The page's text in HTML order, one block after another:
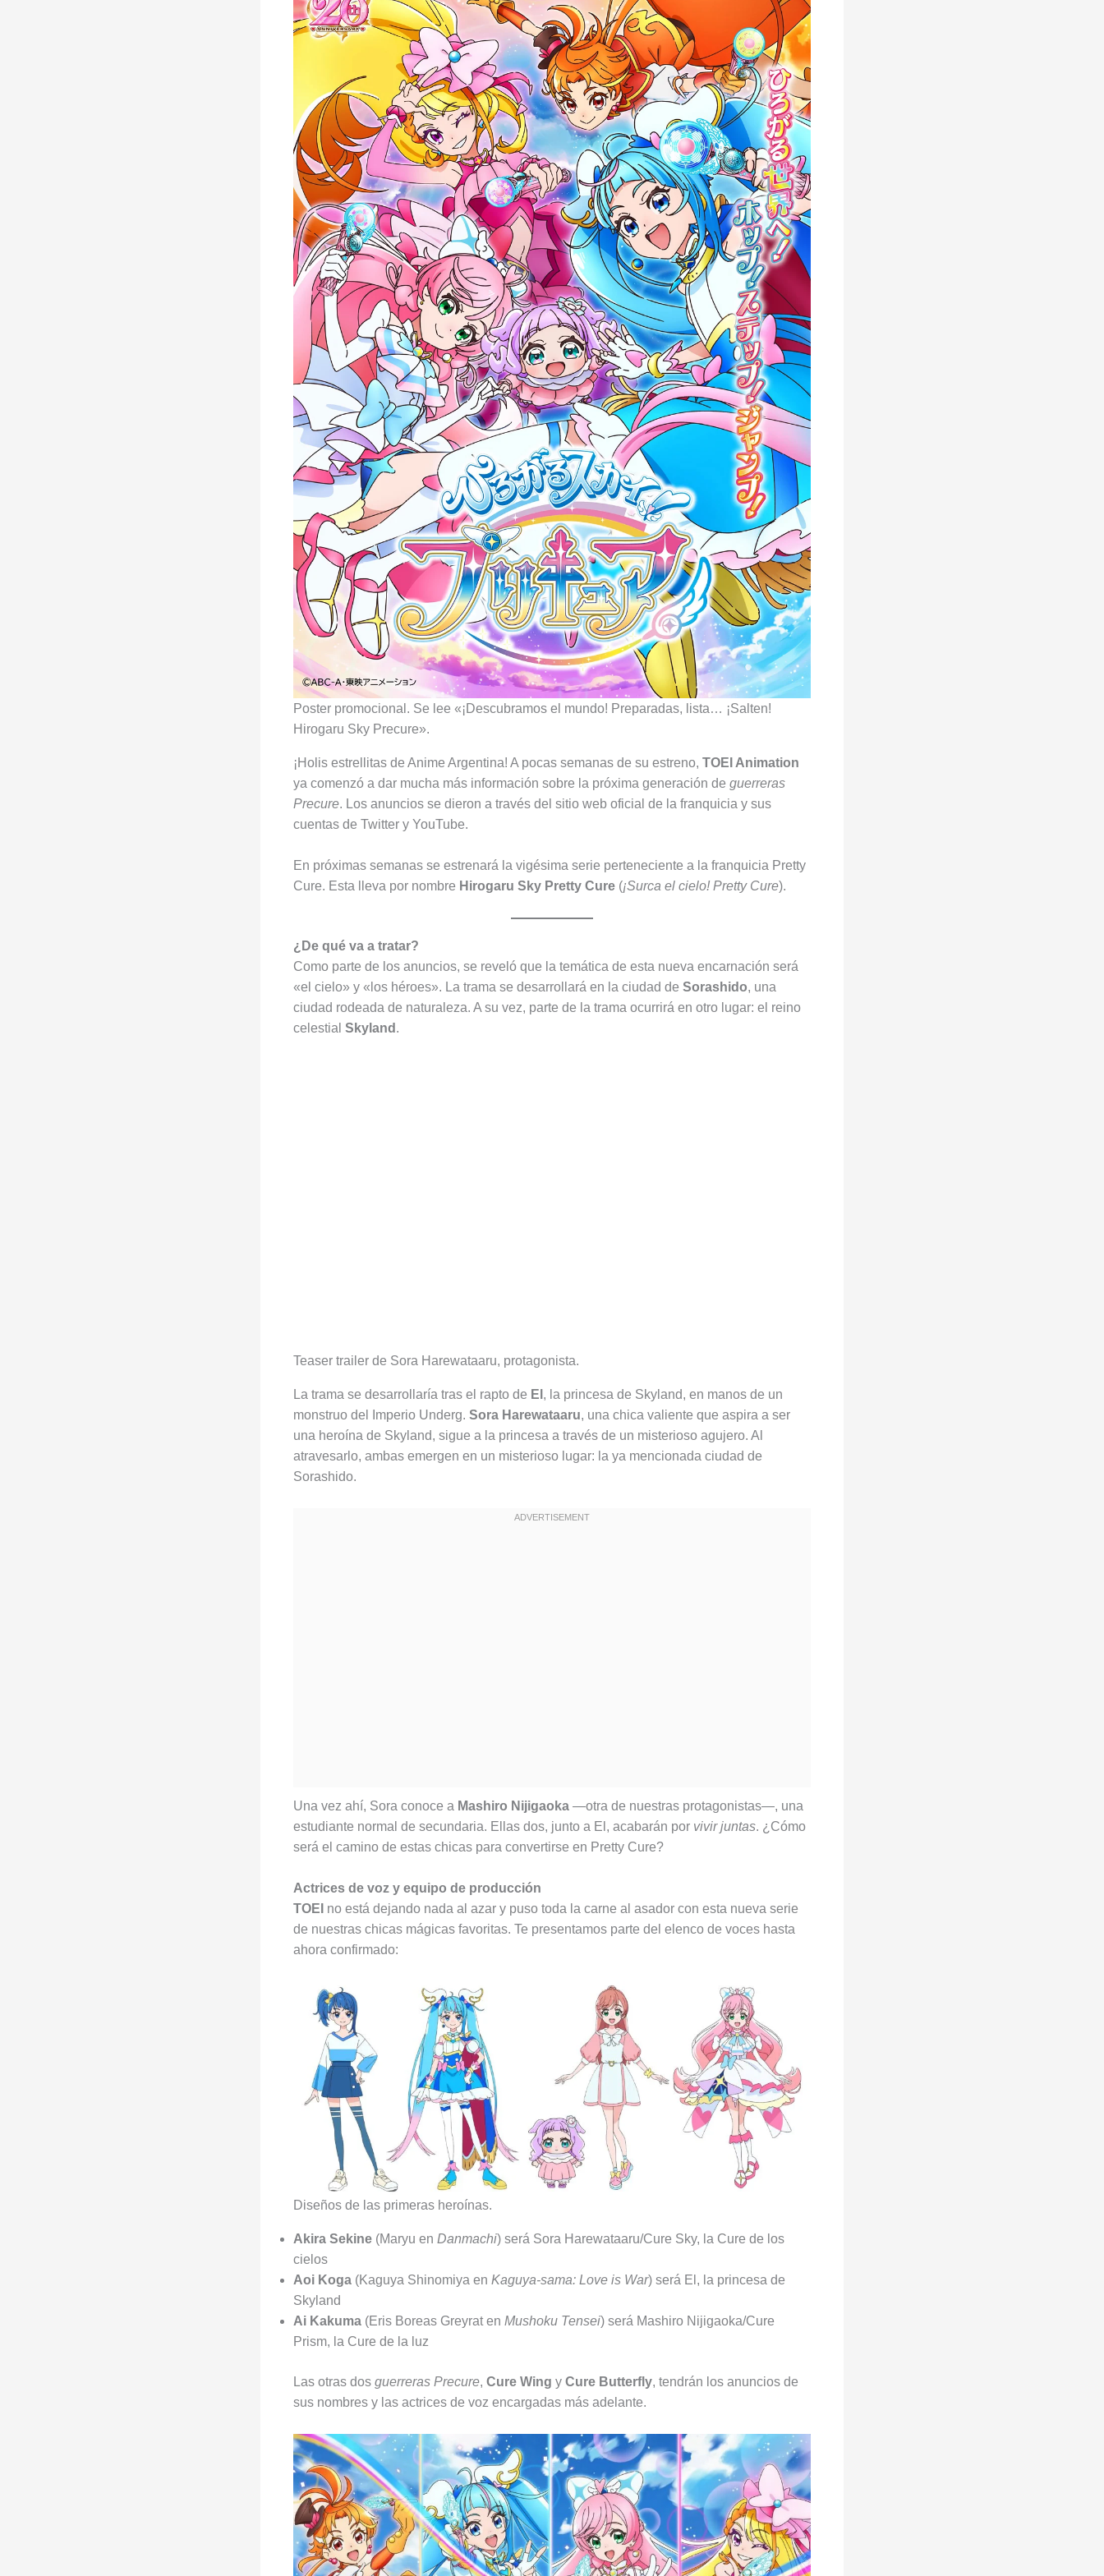
Poster promocional. Se lee «¡Descubramos el mundo! Preparadas, lista… ¡Salten!
Hirogaru Sky Precure».
¡Holis estrellitas de Anime Argentina! A pocas semanas de su estreno, TOEI Animation
ya comenzó a dar mucha más información sobre la próxima generación de guerreras
Precure. Los anuncios se dieron a través del sitio web oficial de la franquicia y sus
cuentas de Twitter y YouTube.
En próximas semanas se estrenará la vigésima serie perteneciente a la franquicia Pretty
Cure. Esta lleva por nombre Hirogaru Sky Pretty Cure (¡Surca el cielo! Pretty Cure).
¿De qué va a tratar?
Como parte de los anuncios, se reveló que la temática de esta nueva encarnación será
«el cielo» y «los héroes». La trama se desarrollará en la ciudad de Sorashido, una
ciudad rodeada de naturaleza. A su vez, parte de la trama ocurrirá en otro lugar: el reino
celestial Skyland .
Teaser trailer de Sora Harewataaru, protagonista.
La trama se desarrollaría tras el rapto de El , la princesa de Skyland, en manos de un
monstruo del Imperio Underg. Sora Harewataaru, una chica valiente que aspira a ser
una heroína de Skyland, sigue a la princesa a través de un misterioso agujero. Al
atravesarlo, ambas emergen en un misterioso lugar: la ya mencionada ciudad de
Sorashido.
Una vez ahí, Sora conoce a Mashiro Nijigaoka —otra de nuestras protagonistas—, una
estudiante normal de secundaria. Ellas dos, junto a El, acabarán por vivir juntas. ¿Cómo
será el camino de estas chicas para convertirse en Pretty Cure?
Actrices de voz y equipo de producción
TOEI no está dejando nada al azar y puso toda la carne al asador con esta nueva serie
de nuestras chicas mágicas favoritas. Te presentamos parte del elenco de voces hasta
ahora confirmado:
Diseños de las primeras heroínas.
Akira Sekine (Maryu en Danmachi) será Sora Harewataaru/Cure Sky, la Cure de los
cielos
Aoi Koga (Kaguya Shinomiya en Kaguya-sama: Love is War) será El, la princesa de
Skyland
Ai Kakuma (Eris Boreas Greyrat en Mushoku Tensei) será Mashiro Nijigaoka/Cure
Prism, la Cure de la luz
Las otras dos guerreras Precure, Cure Wing y Cure Butterfly, tendrán los anuncios de
sus nombres y las actrices de voz encargadas más adelante.